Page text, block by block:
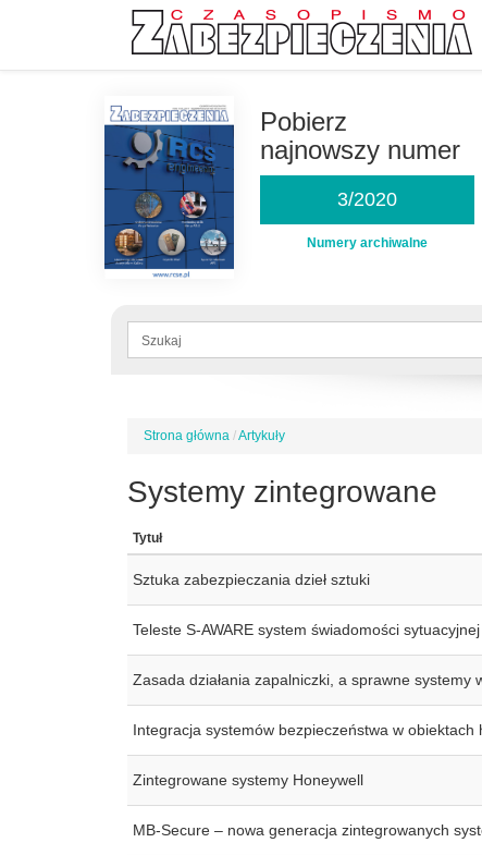
Pobierz
najnowszy numer
3/2020
Numery archiwalne
Formularz
Jesteś
Strona główna /Artykuły
Systemy zintegrowane
Tytuł
Sztuka zabezpieczania dzieł sztuki
Teleste S-AWARE system świadomości sytuacyjnej
Zasada działania zapalniczki, a sprawne systemy
Integracja systemów bezpieczeństwa w
Zintegrowane systemy Honeywell
MB-Secure – nowa generacja zintegrowanych